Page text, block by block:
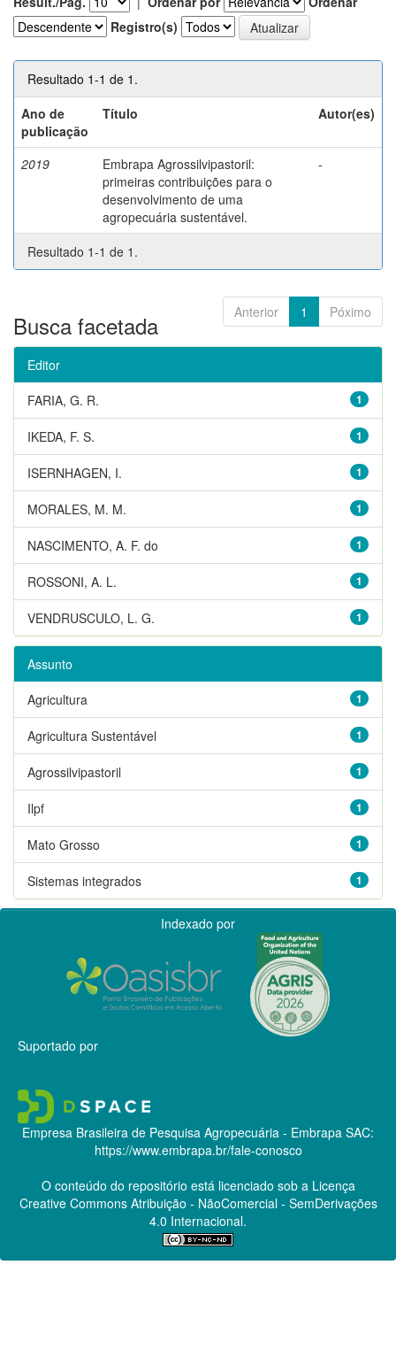
Registro(s)
Resultado 1-1 de 1.
Ano de
publicação
Título Autor(es)
2019
Embrapa Agrossilvipastoril:
primeiras contribuições para o
desenvolvimento de uma
agropecuária sustentável.
-
Resultado 1-1 de 1.
Anterior 1 Póximo
Busca facetada
Editor
1
FARIA, G. R.
1
IKEDA, F. S.
1
ISERNHAGEN, I.
1
MORALES, M. M.
1
NASCIMENTO, A. F. do
1
ROSSONI, A. L.
1
VENDRUSCULO, L. G.
Assunto
1
Agricultura
1
Agricultura Sustentável
1
Agrossilvipastoril
1
Ilpf
1
Mato Grosso
1
Sistemas integrados
Indexado por
Suportado por
Empresa Brasileira de Pesquisa Agropecuária - Embrapa SAC:
https://www.embrapa.br/fale-conosco
O conteúdo do repositório está licenciado sob a Licença
Creative CommonsAtribuição - NãoComercial - SemDerivações
4.0 Internacional.